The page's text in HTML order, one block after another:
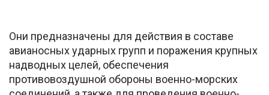
Они предназначены для действия в составе
авианосных ударных групп и поражения крупных
надводных целей, обеспечения
противовоздушной обороны военно-морских